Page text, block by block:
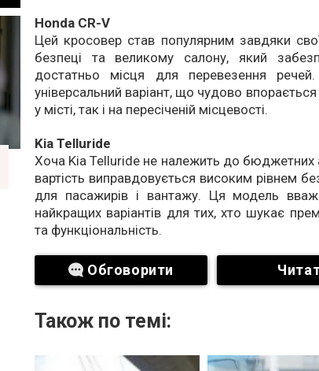
Honda CR-V
Цей кросовер став популярним завдяки
безпеці та великому салону, який
достатньо місця для перевезення
універсальний варіант, що чудово
у місті, так і на пересіченій місцевості.
Kia Telluride
Хоча Kia Telluride не належить до бюджетних
вартість виправдовується високим рівнем
для пасажирів і вантажу. Ця модель
найкращих варіантів для тих, хто шукає
та функціональність.
Обговорити
Також по темі: